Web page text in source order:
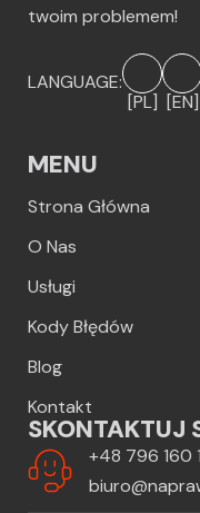
twoim problemem!
LANGUAGE:
[PL] [EN]
MENU
Strona Główna
O Nas
Usługi
Kody Błędów
Blog
Kontakt
SKONTAKTUJ
+48 796 160